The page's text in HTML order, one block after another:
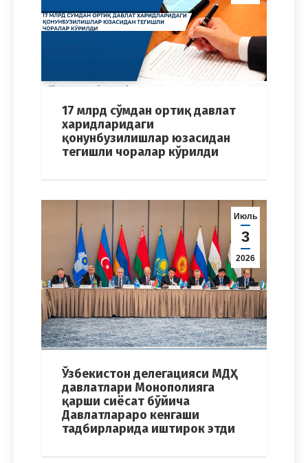
17 млрд сўмдан ортиқ давлат
харидларидаги
қонунбузилишлар юзасидан
тегишли чоралар кўрилди
Июль
3
2026
Ўзбекистон делегацияси МДҲ
давлатлари Монополияга
қарши сиёсат бўйича
Давлатлараро кенгаши
тадбирларида иштирок этди